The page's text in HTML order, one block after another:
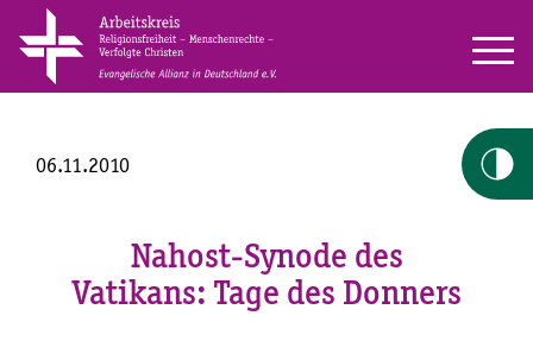
06.11.2010
Nahost-Synode des
Vatikans: Tage des Donners